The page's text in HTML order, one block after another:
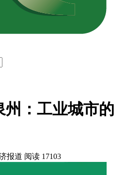
州：工业城市的
报道 阅读 17103